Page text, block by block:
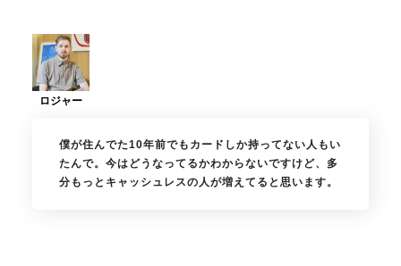
僕が住んでた10年前でもカードしか持ってない人もい
たんで。今はどうなってるかわからないですけど、多
分もっとキャッシュレスの人が増えてると思います。